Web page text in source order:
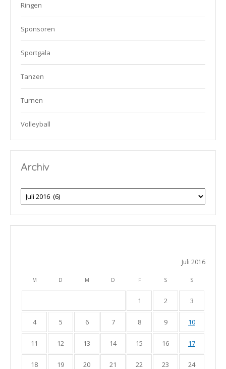
Ringen
Sponsoren
Sportgala
Tanzen
Turnen
Volleyball
Archiv
Archiv
Juli 2016
M D M D F S S
1 2 3
4 5 6 7 8 9 10
11 12 13 14 15 16 17
18 19 20 21 22 23 24